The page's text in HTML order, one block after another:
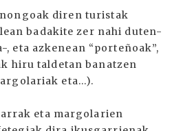
diren turistak
badakite zer nahi duten-
eta azkenean “porteñoak”,
hiru taldetan banatzen
eta...).
eta margolarien